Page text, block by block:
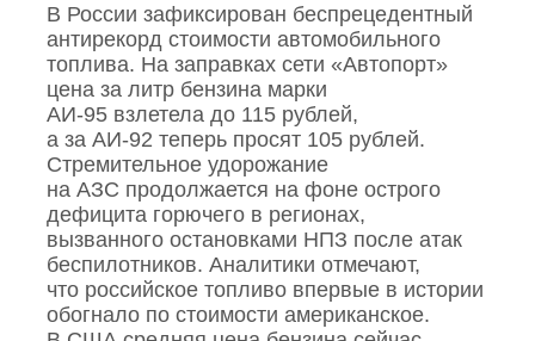
В России зафиксирован беспрецедентный
антирекорд стоимости автомобильного
топлива. На заправках сети «Автопорт»
цена за литр бензина марки
АИ‑95 взлетела до 115 рублей,
а за АИ‑92 теперь просят 105 рублей.
Стремительное удорожание
на АЗС продолжается на фоне острого
дефицита горючего в регионах,
вызванного остановками НПЗ после атак
беспилотников. Аналитики отмечают,
что российское топливо впервые в истории
обогнало по стоимости американское.